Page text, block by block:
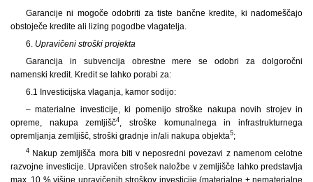
Garancije ni mogoče odobriti za tiste bančne kredite, ki nadomeščajo
obstoječe kredite ali lizing pogodbe vlagatelja.
6. Upravičeni stroški projekta
Garancija in subvencija obrestne mere se odobri za dolgoročni
namenski kredit. Kredit se lahko porabi za:
6.1 Investicijska vlaganja, kamor sodijo:
– materialne investicije, ki pomenijo stroške nakupa novih strojev in
opreme, nakupa zemljišč4, stroške komunalnega in infrastrukturnega
opremljanja zemljišč, stroški gradnje in/ali nakupa objekta5;
4Nakup zemljišča mora biti v neposredni povezavi z namenom celotne
razvojne investicije. Upravičen strošek naložbe v zemljišče lahko predstavlja
max. 10 % višine upravičenih stroškov investicije (materialne + nematerialne